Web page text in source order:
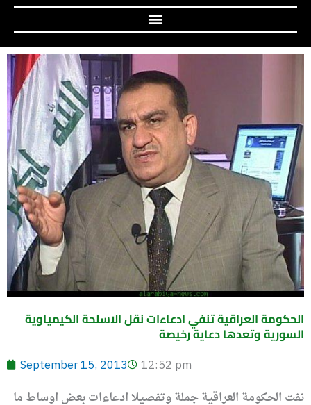
الحكومة العراقية تنفي ادعاءات نقل الاسلحة الكيمياوية
السورية وتعدها دعاية رخيصة
September 15, 2013 12:52 pm